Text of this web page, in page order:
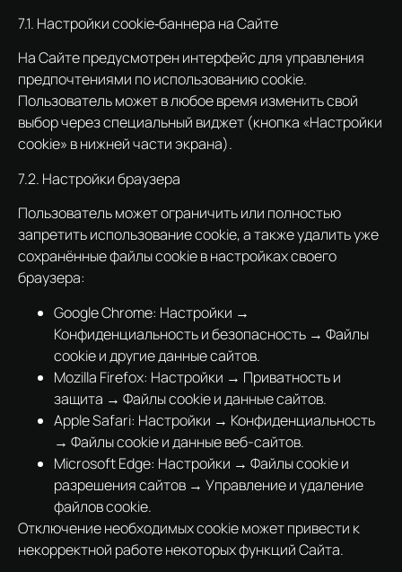
7.1. Настройки cookie‑баннера на Сайте
На Сайте предусмотрен интерфейс для управления
предпочтениями по использованию cookie.
Пользователь может в любое время изменить свой
выбор через специальный виджет (кнопка «Настройки
cookie» в нижней части экрана).
7.2. Настройки браузера
Пользователь может ограничить или полностью
запретить использование cookie, а также удалить уже
сохранённые файлы cookie в настройках своего
браузера:
Google Chrome: Настройки →
Конфиденциальность и безопасность → Файлы
cookie и другие данные сайтов.
Mozilla Firefox: Настройки → Приватность и
защита → Файлы cookie и данные сайтов.
Apple Safari: Настройки → Конфиденциальность
→ Файлы cookie и данные веб-сайтов.
Microsoft Edge: Настройки → Файлы cookie и
разрешения сайтов → Управление и удаление
файлов cookie.
Отключение необходимых cookie может привести к
некорректной работе некоторых функций Сайта.